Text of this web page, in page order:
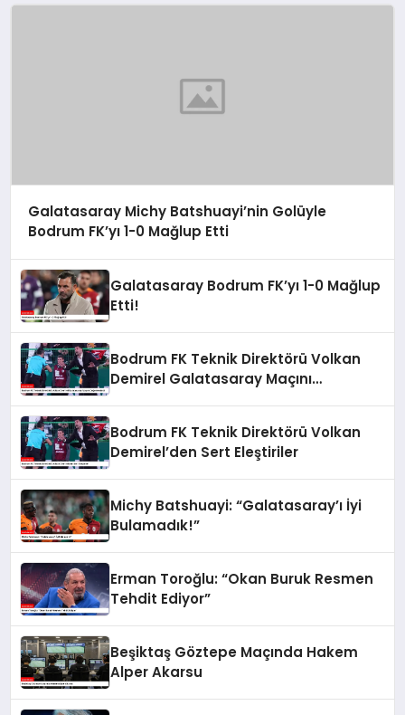
Galatasaray Michy Batshuayi’nin Golüyle
Bodrum FK’yı 1-0 Mağlup Etti
Galatasaray Bodrum FK’yı 1-0 Mağlup
Etti!
Bodrum FK Teknik Direktörü Volkan
Demirel Galatasaray Maçını
Bodrum FK Teknik Direktörü Volkan
Demirel’den Sert Eleştiriler
Michy Batshuayi: “Galatasaray’ı İyi
Bulamadık!”
Erman Toroğlu: “Okan Buruk Resmen
Tehdit Ediyor”
Beşiktaş Göztepe Maçında Hakem
Alper Akarsu